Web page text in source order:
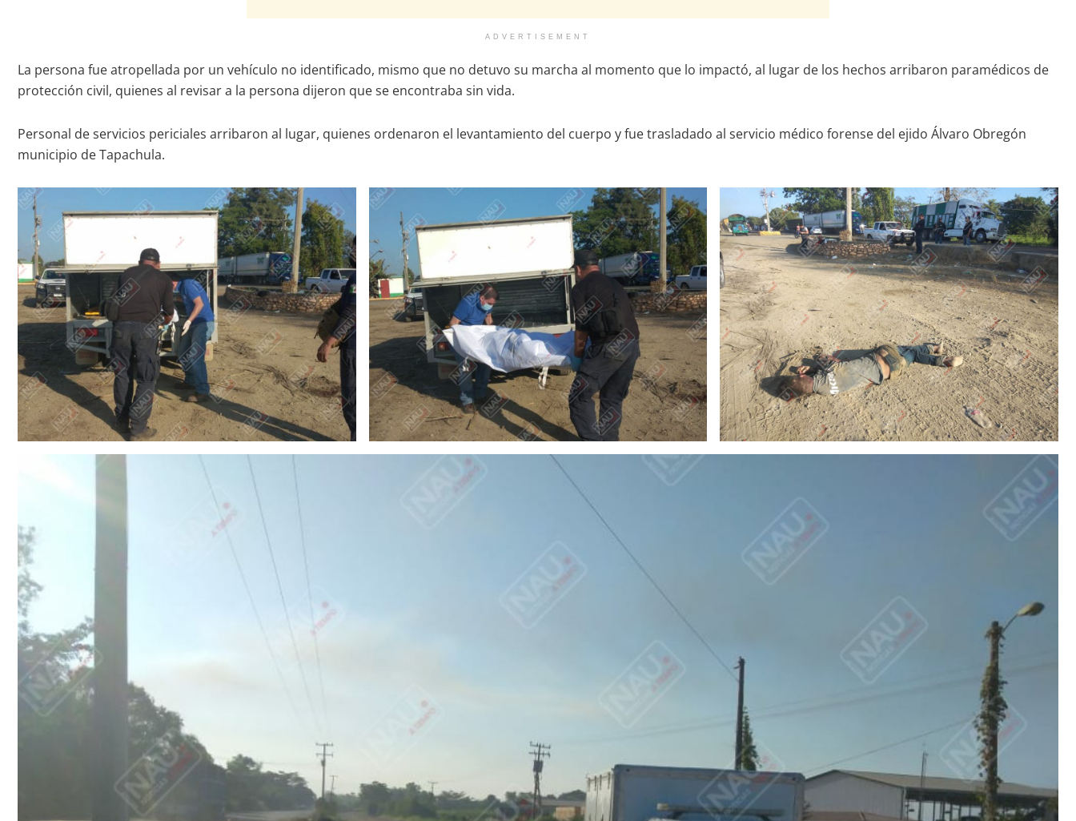
ADVERTISEMENT
La persona fue atropellada por un vehículo no identificado, mismo que no detuvo su marcha al momento que lo impactó, al lugar de los hechos arribaron paramédicos de
protección civil, quienes al revisar a la persona dijeron que se encontraba sin vida.
Personal de servicios periciales arribaron al lugar, quienes ordenaron el levantamiento del cuerpo y fue trasladado al servicio médico forense del ejido Álvaro Obregón
municipio de Tapachula.